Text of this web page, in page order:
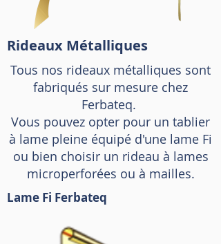
Rideaux Métalliques
Tous nos rideaux métalliques sont
fabriqués sur mesure chez
Ferbateq.
Vous pouvez opter pour un tablier
à lame pleine équipé d'une lame Fi
ou bien choisir un rideau à lames
microperforées ou à mailles.
Lame Fi Ferbateq